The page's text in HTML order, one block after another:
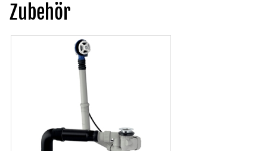
Zubehör